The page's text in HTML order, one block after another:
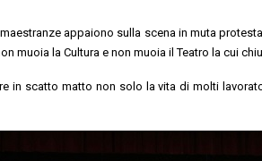
appaiono sulla scena in muta
muoia la Cultura e non muoia il Teatro la cui
in scatto matto non solo la vita di molti